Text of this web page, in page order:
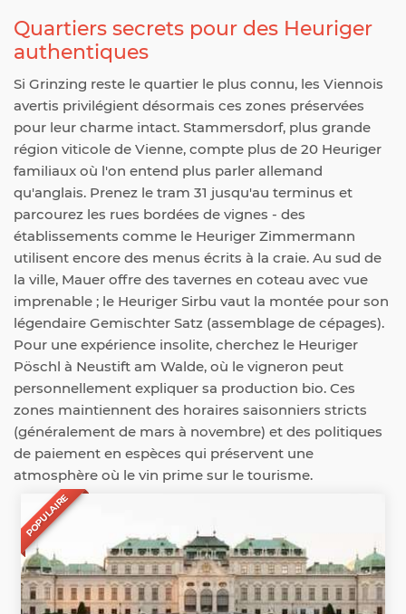
Quartiers secrets pour des Heuriger
authentiques
Si Grinzing reste le quartier le plus connu, les Viennois
avertis privilégient désormais ces zones préservées
pour leur charme intact. Stammersdorf, plus grande
région viticole de Vienne, compte plus de 20 Heuriger
familiaux où l'on entend plus parler allemand
qu'anglais. Prenez le tram 31 jusqu'au terminus et
parcourez les rues bordées de vignes - des
établissements comme le Heuriger Zimmermann
utilisent encore des menus écrits à la craie. Au sud de
la ville, Mauer offre des tavernes en coteau avec vue
imprenable ; le Heuriger Sirbu vaut la montée pour son
légendaire Gemischter Satz (assemblage de cépages).
Pour une expérience insolite, cherchez le Heuriger
Pöschl à Neustift am Walde, où le vigneron peut
personnellement expliquer sa production bio. Ces
zones maintiennent des horaires saisonniers stricts
(généralement de mars à novembre) et des politiques
de paiement en espèces qui préservent une
atmosphère où le vin prime sur le tourisme.
POPULAIRE